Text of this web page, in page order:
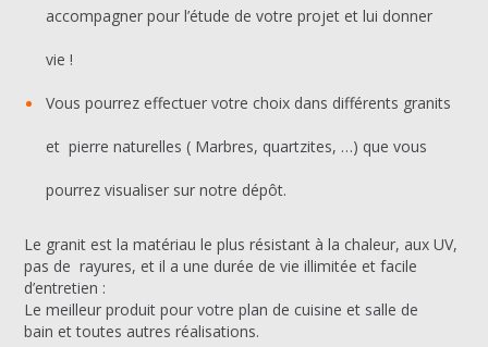
accompagner pour l’étude de votre projet et lui donner
vie !
Vous pourrez effectuer votre choix dans différents granits
et pierre naturelles ( Marbres, quartzites, …) que vous
pourrez visualiser sur notre dépôt.
Le granit est la matériau le plus résistant à la chaleur, aux UV,
pas de rayures, et il a une durée de vie illimitée et facile
d’entretien :
Le meilleur produit pour votre plan de cuisine et salle de
bain et toutes autres réalisations.